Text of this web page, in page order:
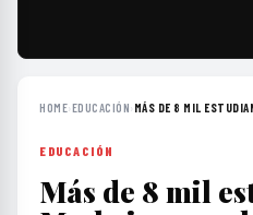
HOME›EDUCACIÓN› MÁS DE 8 MIL
EDUCACIÓN
Más de 8 mil